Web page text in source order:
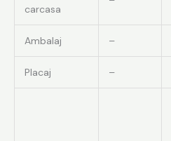
carcasa
Ambalaj –
Placaj –